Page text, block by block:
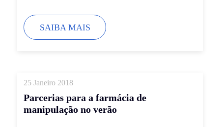
SAIBA MAIS
25 Janeiro 2018
Parcerias para a farmácia de
manipulação no verão